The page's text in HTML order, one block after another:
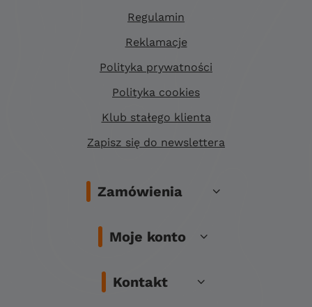
Regulamin
Reklamacje
Polityka prywatności
Polityka cookies
Klub stałego klienta
Zapisz się do newslettera
Zamówienia
Moje konto
Kontakt